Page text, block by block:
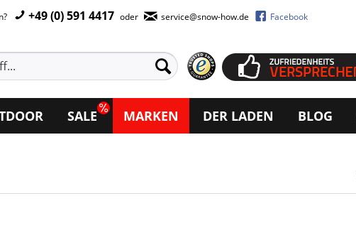
+49 (0) 591 4417 oder service@snow-how.de Facebook
SALE MARKEN DER LADEN BLOG